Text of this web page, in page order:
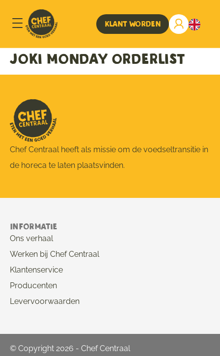
Klant worden
Joki monday orderlist
Chef Centraal heeft als missie om de voedseltransitie in
de horeca te laten plaatsvinden.
Informatie
Ons verhaal
Werken bij Chef Centraal
Klantenservice
Producenten
Levervoorwaarden
© Copyright 2026 - Chef Centraal